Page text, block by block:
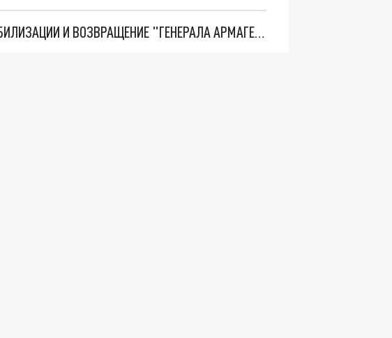
ТРИ ГЛАВНЫХ ИНСАЙДА ОБ СВО. ОТМЕНА МОБИЛИЗАЦИИ И ВОЗВРАЩЕНИЕ "ГЕНЕРАЛА АРМАГЕДДОНА"? ОТЛИЧНЫЕ НОВОСТИ, КОТОРЫЕ ЖДАЛИ ВСЕ